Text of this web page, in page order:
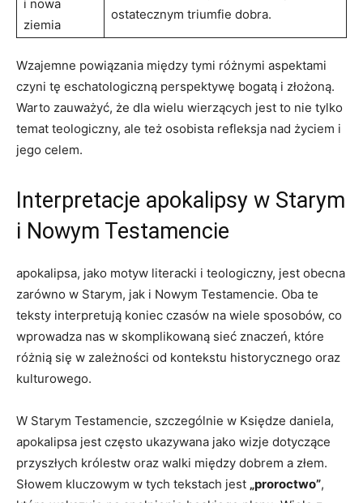
i nowa
ziemia
ostatecznym triumfie ​dobra.
Wzajemne ⁢powiązania między tymi ‍różnymi aspektami
‌czyni tę eschatologiczną perspektywę bogatą​ i‌ złożoną.
Warto zauważyć, że‍ dla wielu wierzących jest to ​nie tylko​
temat‍ teologiczny, ale też ⁣osobista refleksja ⁢nad życiem‍ i
jego ⁣celem.
Interpretacje apokalipsy ⁣w Starym
i Nowym ‍Testamencie
apokalipsa, jako motyw literacki i‍ teologiczny, jest obecna
zarówno w​ Starym, jak‌ i Nowym Testamencie. Oba te
teksty interpretują koniec czasów na wiele sposobów, co
⁢wprowadza nas​ w skomplikowaną sieć znaczeń, ⁤które
różnią ⁣się w zależności od kontekstu historycznego oraz
kulturowego.
W ⁣Starym Testamencie, szczególnie w Księdze daniela,
apokalipsa jest często ukazywana jako ‌wizje dotyczące
przyszłych królestw oraz ⁣walki między dobrem a złem.
Słowem kluczowym ⁤w tych tekstach⁣ jest „proroctwo”,